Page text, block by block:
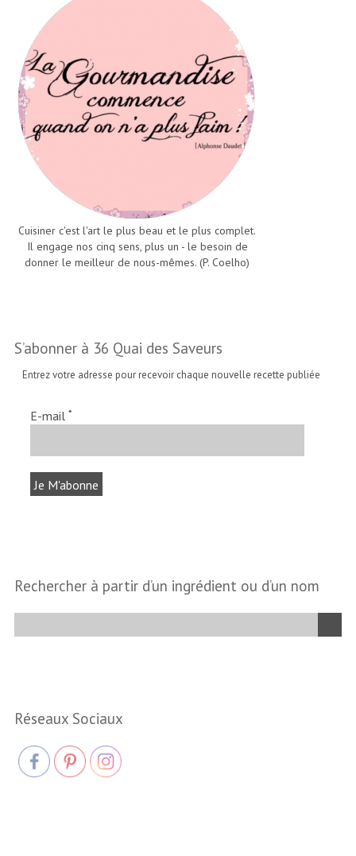
Cuisiner c'est l'art le plus beau et le plus complet.
Il engage nos cinq sens, plus un - le besoin de
donner le meilleur de nous-mêmes. (P. Coelho)
S’abonner à 36 Quai des Saveurs
Entrez votre adresse pour recevoir chaque nouvelle recette publiée
E-mail *
Rechercher à partir d’un ingrédient ou d’un nom
Réseaux Sociaux